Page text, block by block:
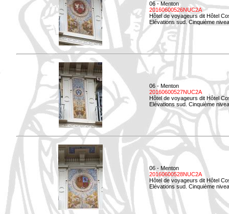
06 - Menton
20160600526NUC2A
Hôtel de voyageurs dit Hôtel
Elévations sud. Cinquième
06 - Menton
20160600527NUC2A
Hôtel de voyageurs dit Hôtel
Elévations sud. Cinquième
06 - Menton
20160600528NUC2A
Hôtel de voyageurs dit Hôtel
Elévations sud. Cinquième